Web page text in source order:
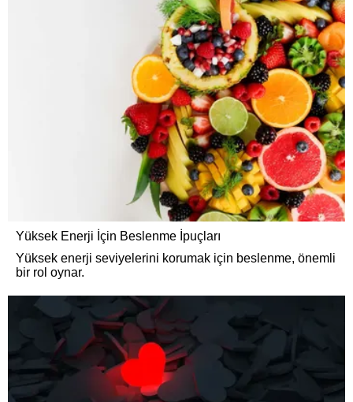
Yüksek Enerji İçin Beslenme İpuçları
Yüksek enerji seviyelerini korumak için beslenme, önemli
bir rol oynar.